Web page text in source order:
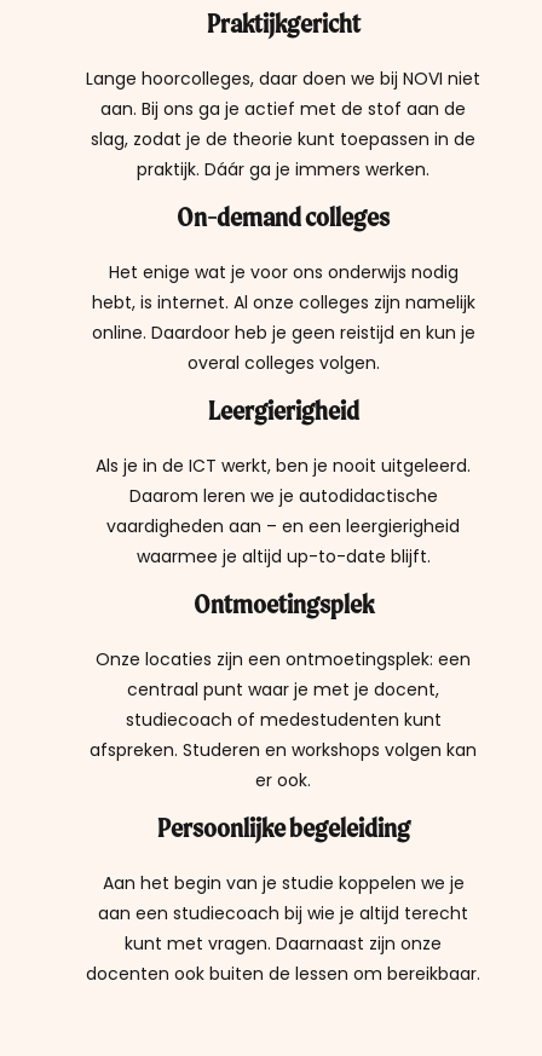
Praktijkgericht
Lange hoorcolleges, daar doen we bij NOVI niet
aan. Bij ons ga je actief met de stof aan de
slag, zodat je de theorie kunt toepassen in de
praktijk. Dáár ga je immers werken.
On-demand colleges
Het enige wat je voor ons onderwijs nodig
hebt, is internet. Al onze colleges zijn namelijk
online. Daardoor heb je geen reistijd en kun je
overal colleges volgen.
Leergierigheid
Als je in de ICT werkt, ben je nooit uitgeleerd.
Daarom leren we je autodidactische
vaardigheden aan – en een leergierigheid
waarmee je altijd up-to-date blijft.
Ontmoetingsplek
Onze locaties zijn een ontmoetingsplek: een
centraal punt waar je met je docent,
studiecoach of medestudenten kunt
afspreken. Studeren en workshops volgen kan
er ook.
Persoonlijke begeleiding
Aan het begin van je studie koppelen we je
aan een studiecoach bij wie je altijd terecht
kunt met vragen. Daarnaast zijn onze
docenten ook buiten de lessen om bereikbaar.